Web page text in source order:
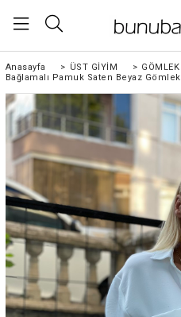
Anasayfa > ÜST GİYİM > GÖMLEK
Bağlamalı Pamuk Saten Beyaz Gömlek